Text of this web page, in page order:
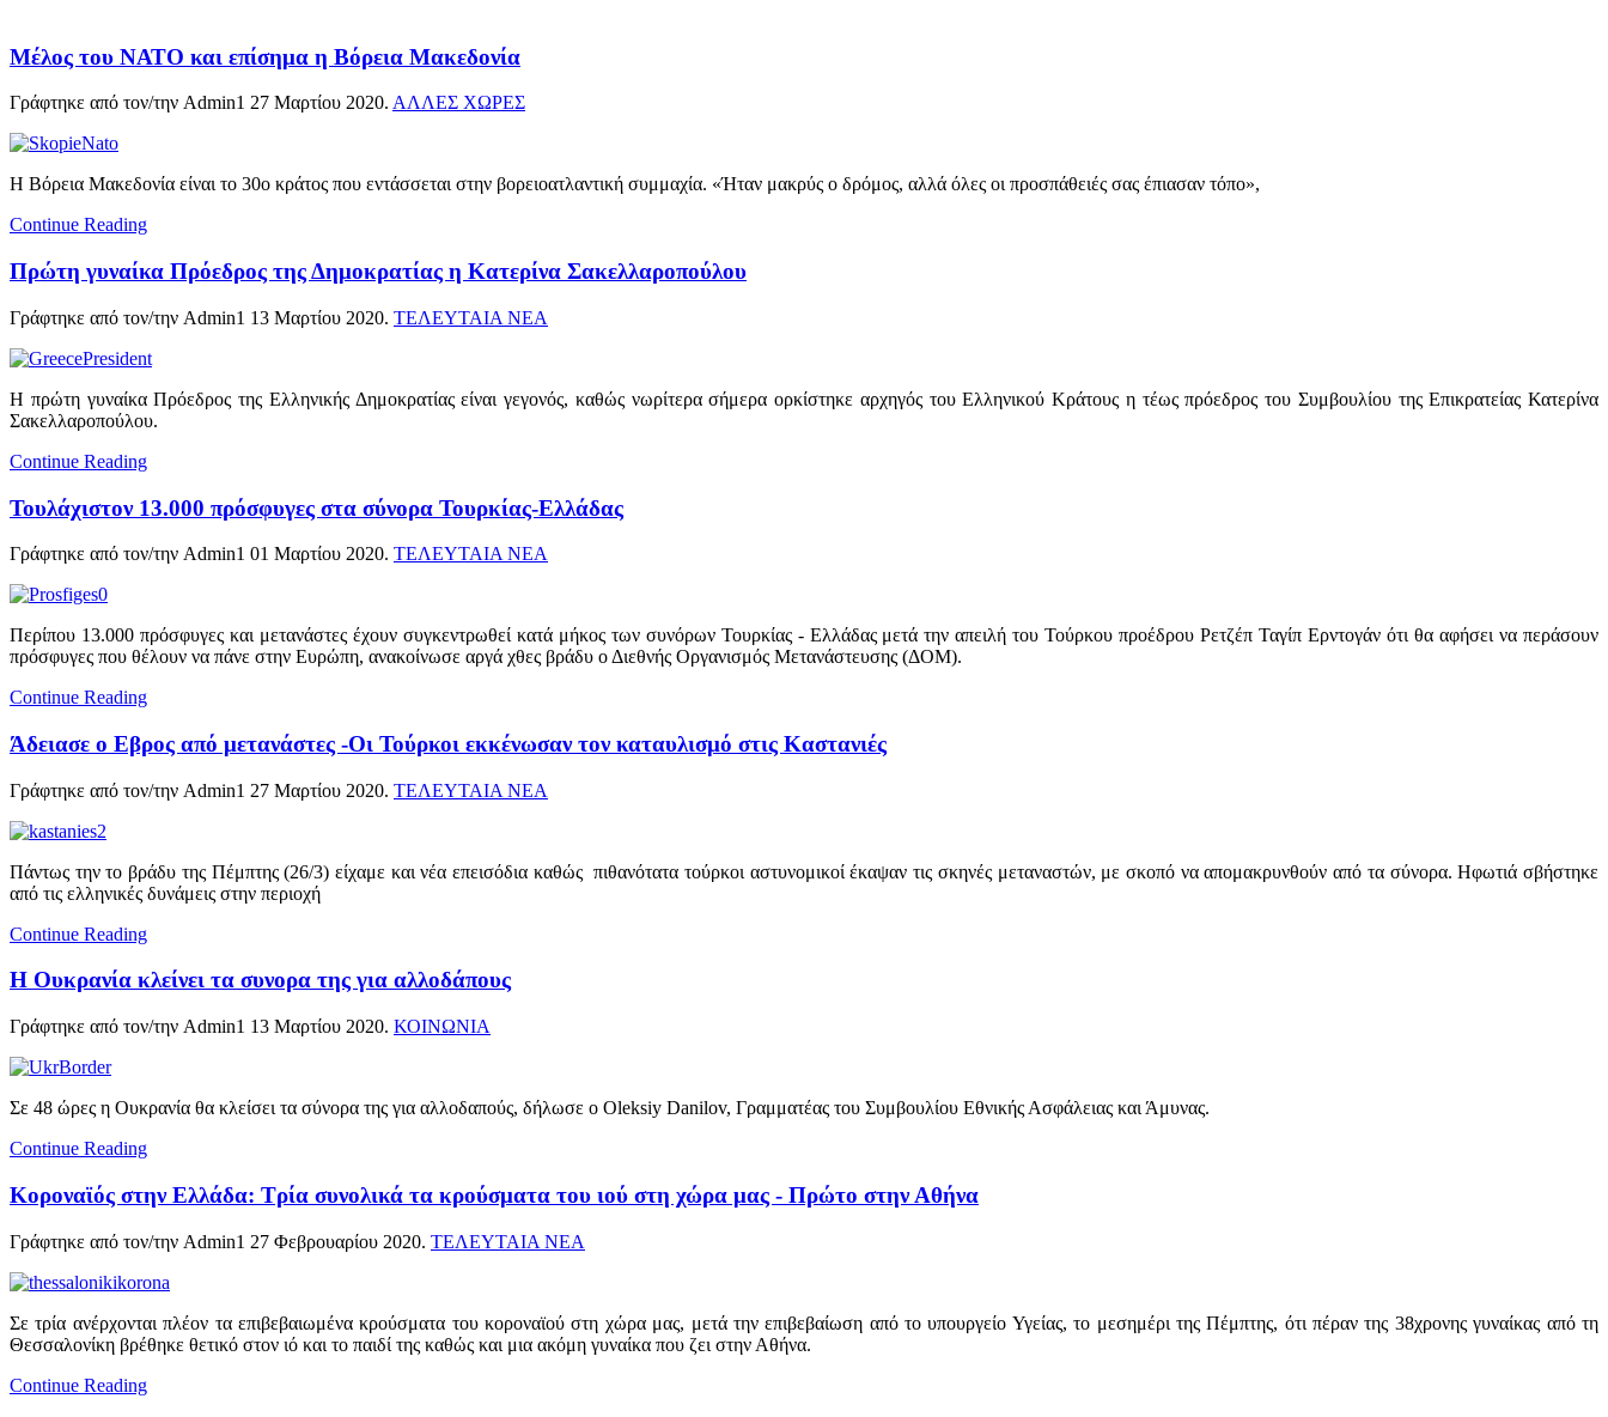
Μέλος του ΝΑΤΟ και επίσημα η Βόρεια Μακεδονία
Γράφτηκε από τον/την Admin1 27 Μαρτίου 2020. ΑΛΛΕΣ ΧΩΡΕΣ
Η Βόρεια Μακεδονία είναι το 30ο κράτος που εντάσσεται στην βορειοατλαντική συμμαχία. «Ήταν μακρύς ο δρόμος, αλλά όλες οι προσπάθειές σας έπιασαν τόπο»,
Continue Reading
Πρώτη γυναίκα Πρόεδρος της Δημοκρατίας η Κατερίνα Σακελλαροπούλου
Γράφτηκε από τον/την Admin1 13 Μαρτίου 2020. ΤΕΛΕΥΤΑΙΑ ΝΕΑ
Η πρώτη γυναίκα Πρόεδρος της Ελληνικής Δημοκρατίας είναι γεγονός, καθώς νωρίτερα σήμερα ορκίστηκε αρχηγός του Ελληνικού Κράτους η τέως πρόεδρος του Συμβουλίου της Επικρατείας Κατερίνα
Σακελλαροπούλου.
Continue Reading
Τουλάχιστον 13.000 πρόσφυγες στα σύνορα Τουρκίας-Ελλάδας
Γράφτηκε από τον/την Admin1 01 Μαρτίου 2020. ΤΕΛΕΥΤΑΙΑ ΝΕΑ
Περίπου 13.000 πρόσφυγες και μετανάστες έχουν συγκεντρωθεί κατά μήκος των συνόρων Τουρκίας - Ελλάδας μετά την απειλή του Τούρκου προέδρου Ρετζέπ Ταγίπ Ερντογάν ότι θα αφήσει να περάσουν
πρόσφυγες που θέλουν να πάνε στην Ευρώπη, ανακοίνωσε αργά χθες βράδυ ο Διεθνής Οργανισμός Μετανάστευσης (ΔΟΜ).
Continue Reading
Άδειασε ο Εβρος από μετανάστες -Οι Τούρκοι εκκένωσαν τον καταυλισμό στις Καστανιές
Γράφτηκε από τον/την Admin1 27 Μαρτίου 2020. ΤΕΛΕΥΤΑΙΑ ΝΕΑ
Πάντως την το βράδυ της Πέμπτης (26/3) είχαμε και νέα επεισόδια καθώς πιθανότατα τούρκοι αστυνομικοί έκαψαν τις σκηνές μεταναστών, με σκοπό να απομακρυνθούν από τα σύνορα. Ηφωτιά σβήστηκε
από τις ελληνικές δυνάμεις στην περιοχή
Continue Reading
Η Ουκρανία κλείνει τα συνορα της για αλλοδάπους
Γράφτηκε από τον/την Admin1 13 Μαρτίου 2020. ΚΟΙΝΩΝΙΑ
Σε 48 ώρες η Ουκρανία θα κλείσει τα σύνορα της για αλλοδαπούς, δήλωσε ο Oleksiy Danilov, Γραμματέας του Συμβουλίου Εθνικής Ασφάλειας και Άμυνας.
Continue Reading
Κοροναϊός στην Ελλάδα: Τρία συνολικά τα κρούσματα του ιού στη χώρα μας - Πρώτο στην Αθήνα
Γράφτηκε από τον/την Admin1 27 Φεβρουαρίου 2020. ΤΕΛΕΥΤΑΙΑ ΝΕΑ
Σε τρία ανέρχονται πλέον τα επιβεβαιωμένα κρούσματα του κοροναϊού στη χώρα μας, μετά την επιβεβαίωση από το υπουργείο Υγείας, το μεσημέρι της Πέμπτης, ότι πέραν της 38χρονης γυναίκας από τη
Θεσσαλονίκη βρέθηκε θετικό στον ιό και το παιδί της καθώς και μια ακόμη γυναίκα που ζει στην Αθήνα.
Continue Reading